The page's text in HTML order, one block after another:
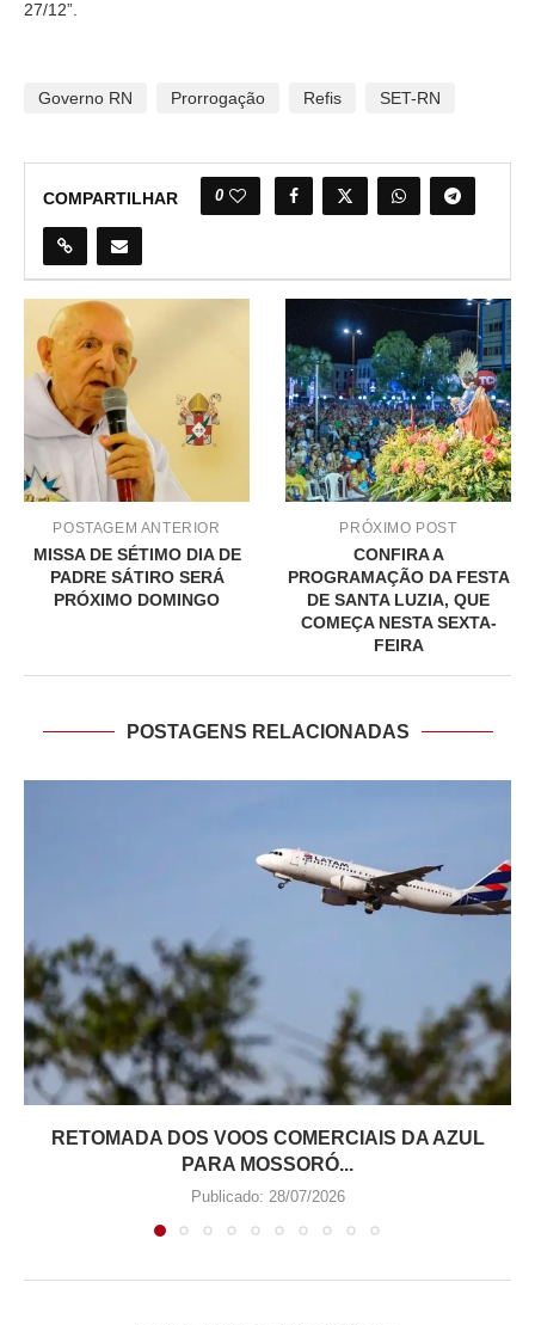
27/12”.
Governo RN Prorrogação Refis SET-RN
COMPARTILHAR 0
POSTAGEM ANTERIOR
MISSA DE SÉTIMO DIA DE
PADRE SÁTIRO SERÁ
PRÓXIMO DOMINGO
PRÓXIMO POST
CONFIRA A
PROGRAMAÇÃO DA FESTA
DE SANTA LUZIA, QUE
COMEÇA NESTA SEXTA-
FEIRA
POSTAGENS RELACIONADAS
RETOMADA DOS VOOS COMERCIAIS DA AZUL
PARA MOSSORÓ...
Publicado: 28/07/2026